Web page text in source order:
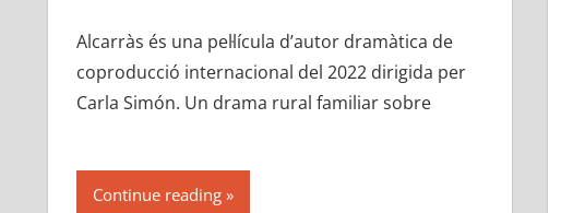
Alcarràs és una pel·lícula d’autor dramàtica de
coproducció internacional del 2022 dirigida per
Carla Simón. Un drama rural familiar sobre
Continue reading